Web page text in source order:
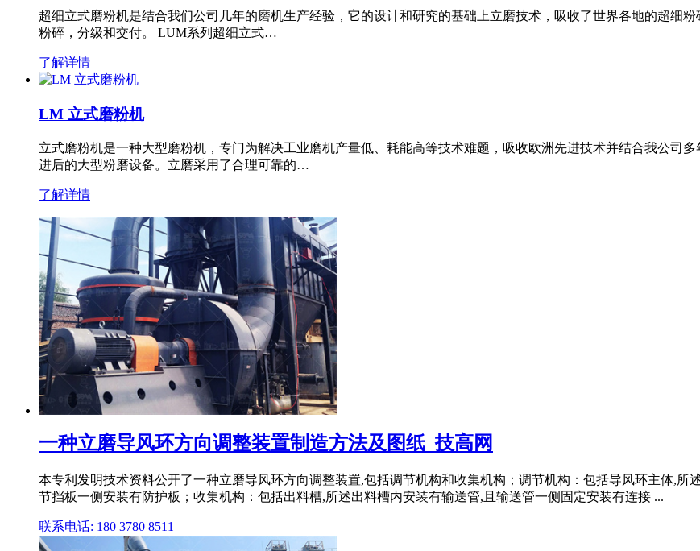
超细立式磨粉机是结合我们公司几年的磨机生产经验，它的设计和研究的基础上立磨技术，吸收了世界各地的超细
粉碎，分级和交付。 LUM系列超细立式…
了解详情
LM 立式磨粉机
立式磨粉机是一种大型磨粉机，专门为解决工业磨机产量低、耗能高等技术难题，吸收欧洲先进技术并结合我公司
进后的大型粉磨设备。立磨采用了合理可靠的…
了解详情
一种立磨导风环方向调整装置制造方法及图纸_技高网
本专利发明技术资料公开了一种立磨导风环方向调整装置,包括调节机构和收集机构；调节机构：包括导风环主体,所
节挡板一侧安装有防护板；收集机构：包括出料槽,所述出料槽内安装有输送管,且输送管一侧固定安装有连接 ...
联系电话: 180 3780 8511